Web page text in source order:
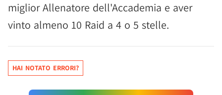
miglior Allenatore dell'Accademia e aver
vinto almeno 10 Raid a 4 o 5 stelle.
HAI NOTATO ERRORI?